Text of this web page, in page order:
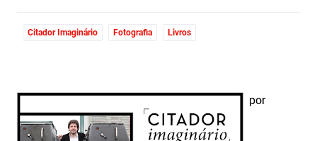
Citador Imaginário Fotografia Livros
por